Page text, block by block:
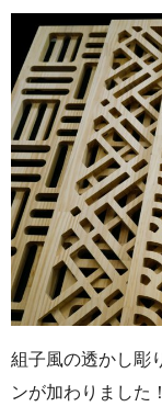
組子風の透かし彫
ンが加わりました！